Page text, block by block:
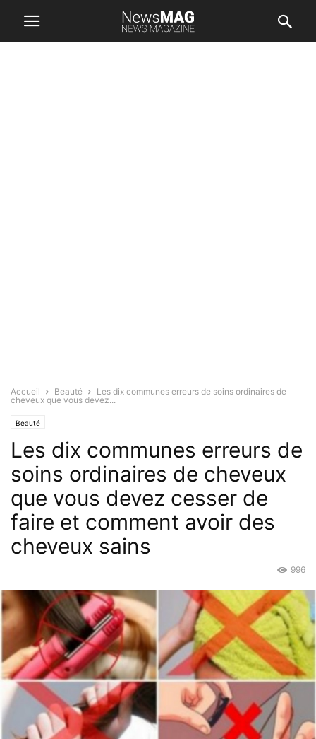
Accueil Beauté
Les dix communes erreurs de soins ordinaires de
cheveux que vous devez...
Beauté
Les dix communes erreurs de
soins ordinaires de cheveux
que vous devez cesser de
faire et comment avoir des
cheveux sains
996